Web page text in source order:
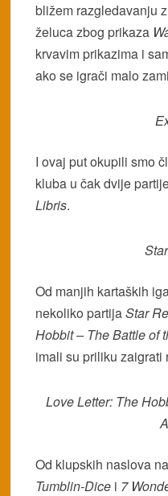
bližem razgledavanju
želuca zbog prikaza
krvavim prikazima i
ako se igrači malo
I ovaj put okupili smo
kluba u čak dvije
Libris.
Od manjih kartaških
nekoliko partijaStar
Hobbit – The Battle of
imali su priliku zaigrati
Love Letter: The
Od klupskih naslova
Tumblin-Dice i 7